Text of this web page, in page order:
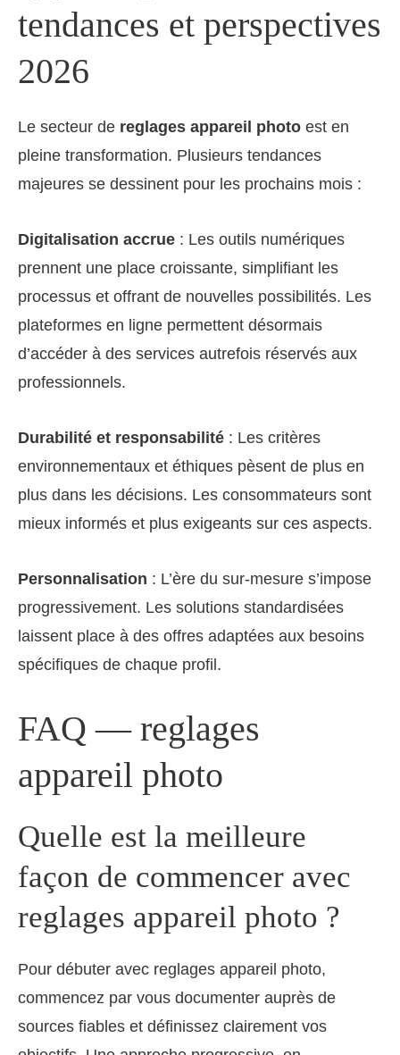
tendances et perspectives
2026
Le secteur de reglages appareil photo est en
pleine transformation. Plusieurs tendances
majeures se dessinent pour les prochains mois :
Digitalisation accrue : Les outils numériques
prennent une place croissante, simplifiant les
processus et offrant de nouvelles possibilités. Les
plateformes en ligne permettent désormais
d’accéder à des services autrefois réservés aux
professionnels.
Durabilité et responsabilité : Les critères
environnementaux et éthiques pèsent de plus en
plus dans les décisions. Les consommateurs sont
mieux informés et plus exigeants sur ces aspects.
Personnalisation : L’ère du sur-mesure s’impose
progressivement. Les solutions standardisées
laissent place à des offres adaptées aux besoins
spécifiques de chaque profil.
FAQ — reglages
appareil photo
Quelle est la meilleure
façon de commencer avec
reglages appareil photo ?
Pour débuter avec reglages appareil photo,
commencez par vous documenter auprès de
sources fiables et définissez clairement vos